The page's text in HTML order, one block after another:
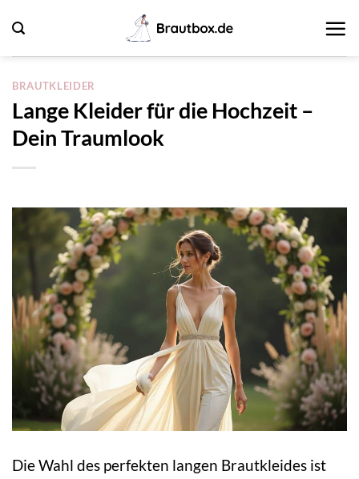
Inhalt
springen
BRAUTKLEIDER
Lange Kleider für die Hochzeit –
Dein Traumlook
Die Wahl des perfekten langen Brautkleides ist